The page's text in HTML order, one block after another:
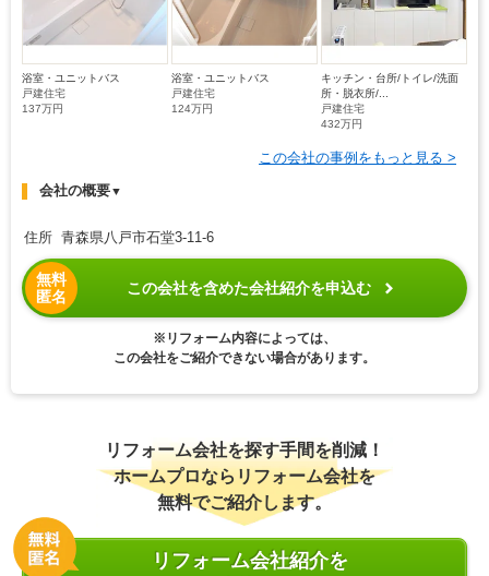
浴室・ユニットバス
戸建住宅
137万円
浴室・ユニットバス
戸建住宅
124万円
キッチン・台所/トイレ/洗面
所・脱衣所/...
戸建住宅
432万円
この会社の事例をもっと見る >
会社の概要▼
住所 青森県八戸市石堂3-11-6
無料
匿名
この会社を含めた会社紹介を申込む
※リフォーム内容によっては、
この会社をご紹介できない場合があります。
リフォーム会社を探す手間を削減！
ホームプロならリフォーム会社を
無料でご紹介します。
リフォーム会社紹介を